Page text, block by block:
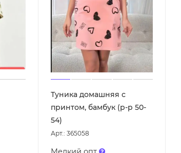
Туника домашняя с
принтом, бамбук (р-р 50-
54)
Арт.: 365058